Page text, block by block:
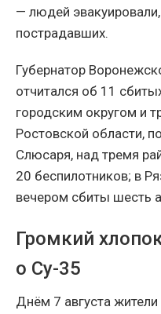
— людей
пострадавших.
Губернатор
отчитался об 11
городским округом и
Ростовской области,
Слюсаря, над тремя
20 беспилотников; в
вечером сбиты шесть
Громкий
о Су-35
Днём 7 августа